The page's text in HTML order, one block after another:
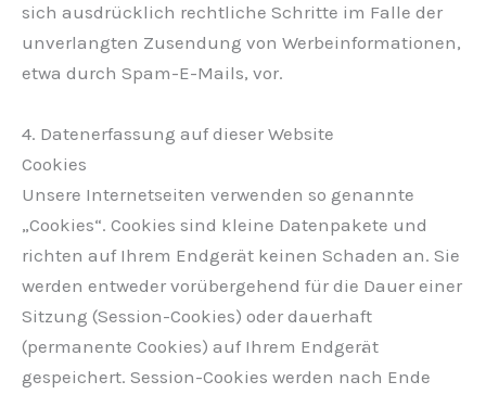
sich ausdrücklich rechtliche Schritte im Falle der
unverlangten Zusendung von Werbeinformationen,
etwa durch Spam-E-Mails, vor.
4. Datenerfassung auf dieser Website
Cookies
Unsere Internetseiten verwenden so genannte
„Cookies“. Cookies sind kleine Datenpakete und
richten auf Ihrem Endgerät keinen Schaden an. Sie
werden entweder vorübergehend für die Dauer einer
Sitzung (Session-Cookies) oder dauerhaft
(permanente Cookies) auf Ihrem Endgerät
gespeichert. Session-Cookies werden nach Ende